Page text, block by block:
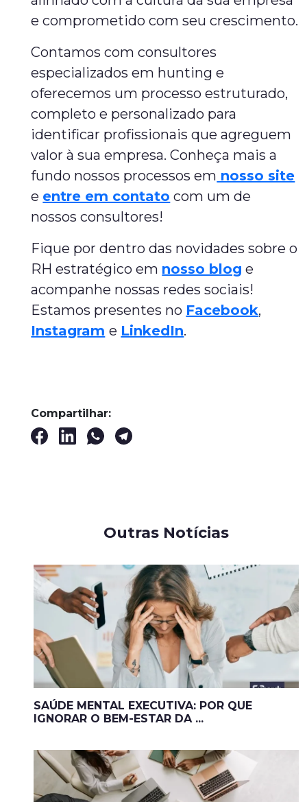
e comprometido com seu crescimento.
Contamos com consultores
especializados em hunting e
oferecemos um processo estruturado,
completo e personalizado para
identificar profissionais que agreguem
valor à sua empresa. Conheça mais a
fundo nossos processos em nosso site
e entre em contato com um de
nossos consultores!
Fique por dentro das novidades sobre o
RH estratégico em nosso blog e
acompanhe nossas redes sociais!
Estamos presentes no Facebook,
Instagram e LinkedIn.
Compartilhar:
Outras Notícias
SAÚDE MENTAL EXECUTIVA: POR QUE
IGNORAR O BEM-ESTAR DA ...